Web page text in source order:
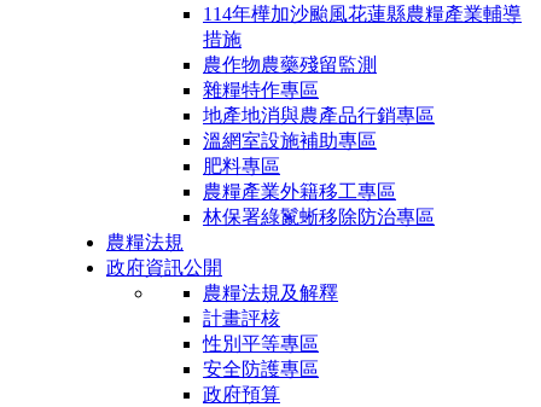
114年樺加沙颱風花蓮縣農糧產業輔導
措施
農作物農藥殘留監測
雜糧特作專區
地產地消與農產品行銷專區
溫網室設施補助專區
肥料專區
農糧產業外籍移工專區
林保署綠鬣蜥移除防治專區
農糧法規
政府資訊公開
農糧法規及解釋
計畫評核
性別平等專區
安全防護專區
政府預算